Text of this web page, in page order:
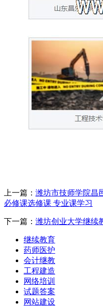
上一篇： 潍坊市技师学院昌
必修课选修课 专业课学习
下一篇： 潍坊创业大学继续
继续教育
药师医护
会计继教
工程建造
网络培训
试题答案
网站建设